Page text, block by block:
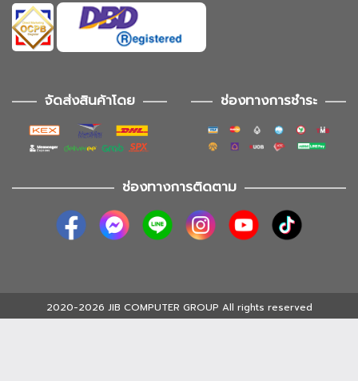
จัดส่งสินค้าโดย ช่องทางการชำระ
ช่องทางการติดตาม
2020-2026 JIB COMPUTER GROUP All rights reserved